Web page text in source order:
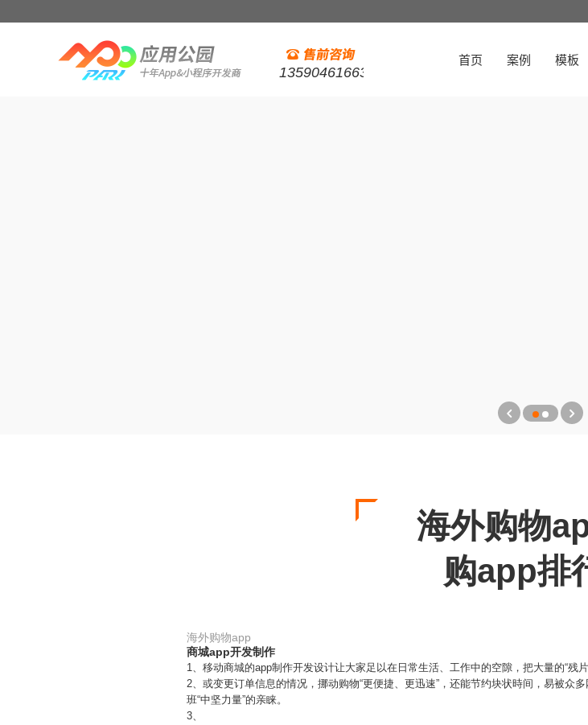
13590461663
首页 案例 模板
海外购物
购app排
海外购物app
商城app开发制作
1、移动商城的app制作开发设计让大家足以在日常生活、工作中的空隙，把大量的“残
2、或变更订单信息的情况，挪动购物“更便捷、更迅速”，还能节约块状時间，易被众
班“中坚力量”的亲睐。
3、